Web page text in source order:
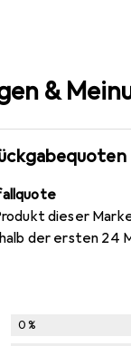
&
dieser
der ersten 24
0%